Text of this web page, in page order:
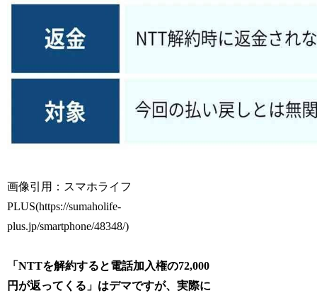
画像引用：スマホライフ
PLUS(https://sumaholife-
plus.jp/smartphone/48348/)
「NTTを解約すると電話加入権の72,000
円が返ってくる」はデマですが、実際に